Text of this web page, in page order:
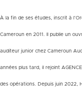
À la fin de ses études, inscrit à
Cameroun en 2011. Il publie un
auditeur junior chez Cameroun
années plus tard, il rejoint
des opérations. Depuis juin 2022,